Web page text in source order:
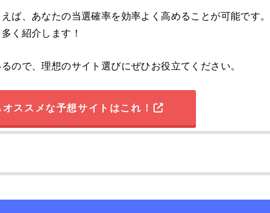
ば、あなたの当選確率を効率よく高めることが可能です。
く紹介します！
ので、理想のサイト選びにぜひお役立てください。
ススメな予想サイトはこれ！